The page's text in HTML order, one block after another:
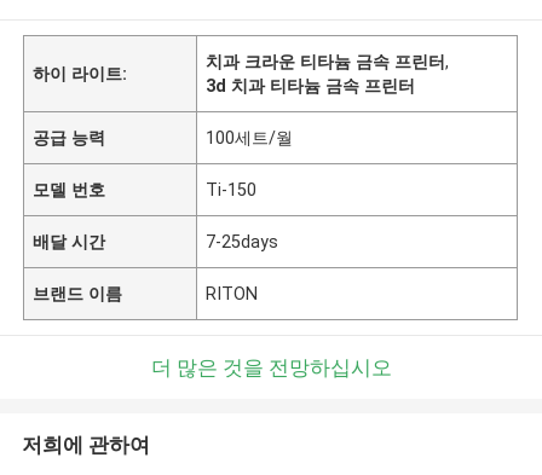
하이 라이트:
치과 크라운 티타늄 금속 프린터,
3d 치과 티타늄 금속 프린터
공급 능력 100세트/월
모델 번호 Ti-150
배달 시간 7-25days
브랜드 이름 RITON
더 많은 것을 전망하십시오
저희에 관하여